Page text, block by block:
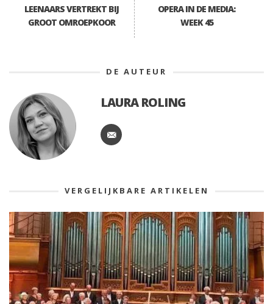
LEENAARS VERTREKT BIJ
GROOT OMROEPKOOR
OPERA IN DE MEDIA:
WEEK 45
DE AUTEUR
LAURA ROLING
VERGELIJKBARE ARTIKELEN